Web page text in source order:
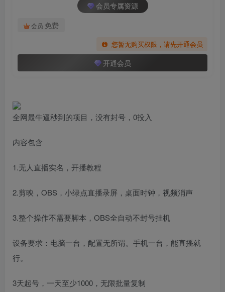
会员专属资源
会员 免费
您暂无购买权限，请先开通会员
开通会员
全网最牛逼秒到的项目，没有封号，0投入
内容包含
1.无人直播实名，开播教程
2.剪映，OBS，小绿点直播录屏，桌面时钟，视频消声
3.整个操作不需要脚本，OBS全自动不封号挂机
设备要求：电脑一台，配置无所谓。手机一台，能直播就
行。
3天起号，一天至少1000，无限批量复制